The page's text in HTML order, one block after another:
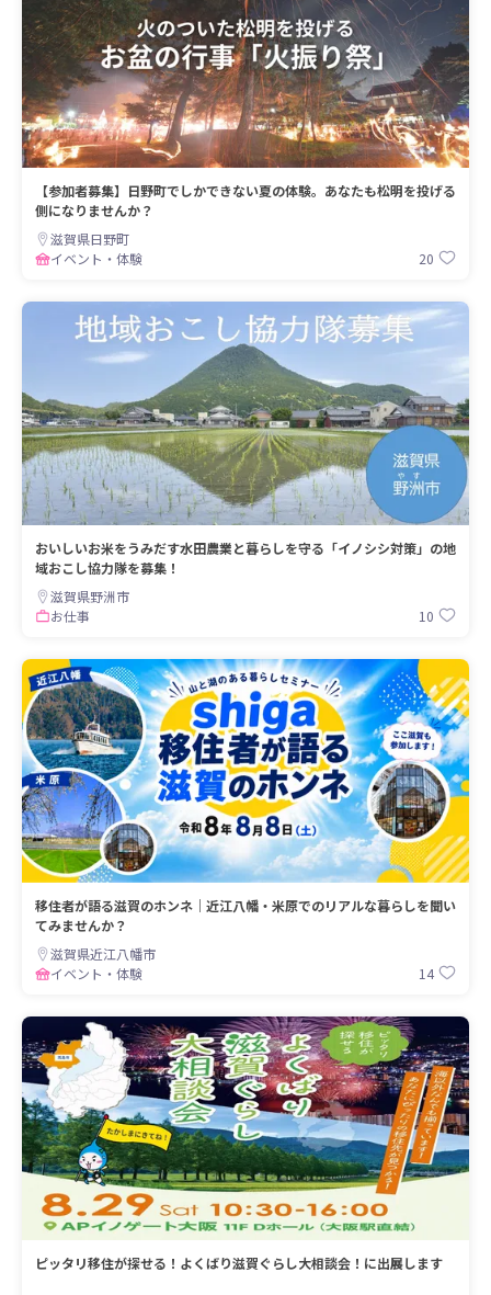
【参加者募集】日野町でしかできない夏の体験。あなたも松明を投げる
側になりませんか？
滋賀県日野町
イベント・体験
20
おいしいお米をうみだす水田農業と暮らしを守る「イノシシ対策」の地
域おこし協力隊を募集！
滋賀県野洲市
お仕事
10
移住者が語る滋賀のホンネ｜近江八幡・米原でのリアルな暮らしを聞い
てみませんか？
滋賀県近江八幡市
イベント・体験
14
ピッタリ移住が探せる！よくばり滋賀ぐらし大相談会！に出展します